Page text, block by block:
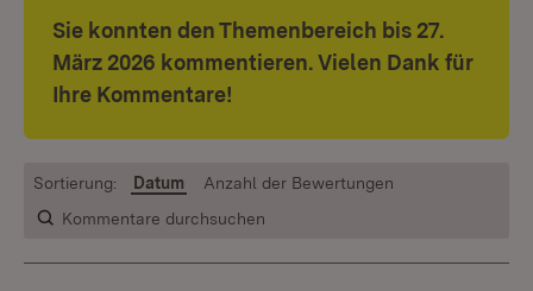
Sie konnten den Themenbereich bis 27.
März 2026 kommentieren. Vielen Dank für
Ihre Kommentare!
Kommentare durchsuchen
Sortierung: Datum Anzahl der Bewertungen